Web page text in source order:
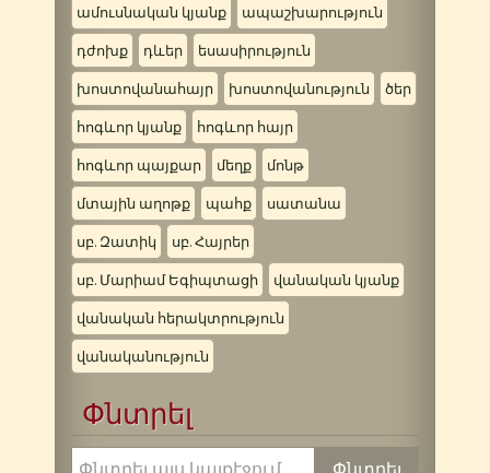
ամուսնական կյանք ապաշխարություն
դժոխք դևեր եսասիրություն
խոստովանահայր խոստովանություն ծեր
հոգևոր կյանք հոգևոր հայր
հոգևոր պայքար մեղք մոնթ
մտային աղոթք պահք սատանա
սբ. Զատիկ սբ. Հայրեր
սբ. Մարիամ Եգիպտացի վանական կյանք
վանական հերակտրություն
վանականություն
Փնտրել